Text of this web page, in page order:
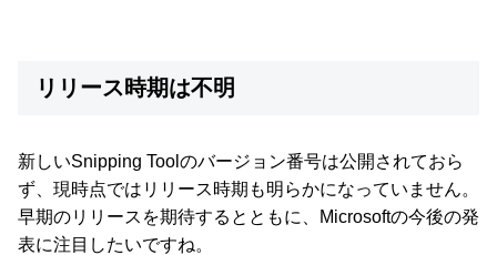
リリース時期は不明
新しいSnipping Toolのバージョン番号は公開されておら
ず、現時点ではリリース時期も明らかになっていません。
早期のリリースを期待するとともに、Microsoftの今後の発
表に注目したいですね。